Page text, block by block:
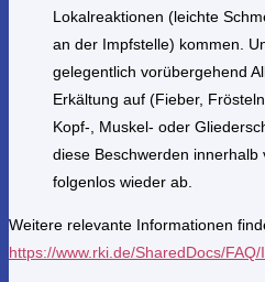
Lokalreaktionen (leichte
an der Impfstelle) kommen.
gelegentlich vorübergehend
Erkältung auf (Fieber,
Kopf-, Muskel- oder
diese Beschwerden innerhalb
folgenlos wieder ab.
Weitere relevante Informationen
https://www.rki.de/SharedDocs/